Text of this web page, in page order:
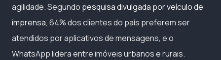
agilidade. Segundo pesquisa divulgada por veículo de
imprensa, 64% dos clientes do país preferem ser
atendidos por aplicativos de mensagens, e o
WhatsApp lidera entre imóveis urbanos e rurais.